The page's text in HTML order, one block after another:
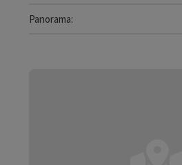
Panorama:
Einige Ausblicke